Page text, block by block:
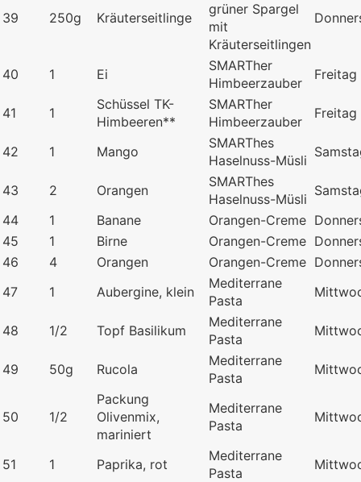
39 250g Kräuterseitlinge
grüner Spargel
mit
Kräuterseitlingen
40 1 Ei
SMARTher
Himbeerzauber
Freitag
41 1
Schüssel TK-
Himbeeren**
SMARTher
Himbeerzauber
Freitag
42 1 Mango
SMARThes
Haselnuss-Müsli
43 2 Orangen
SMARThes
Haselnuss-Müsli
44
1 Banane Orangen-Creme
45
1 Birne Orangen-Creme
46
4 Orangen Orangen-Creme
47
1 Aubergine, klein
Mediterrane
Pasta
48 1/2 Topf Basilikum
Mediterrane
Pasta
49 50g Rucola
Mediterrane
Pasta
50 1/2
Packung
Olivenmix,
mariniert
Mediterrane
Pasta
51 1 Paprika, rot
Mediterrane
Pasta